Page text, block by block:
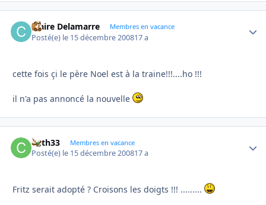
Claire Delamarre Membres en vacance
Posté(e) le 15 décembre 200817 a
cette fois çi le père Noel est à la traine!!!....ho !!!
il n'a pas annoncé la nouvelle
Cath33 Membres en vacance
Posté(e) le 15 décembre 200817 a
Fritz serait adopté ? Croisons les doigts !!! .........